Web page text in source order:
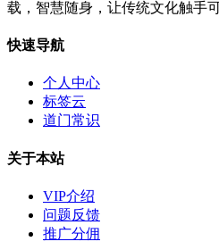
载，智慧随身，让传统文化触手可
快速导航
个人中心
标签云
道门常识
关于本站
VIP介绍
问题反馈
推广分佣